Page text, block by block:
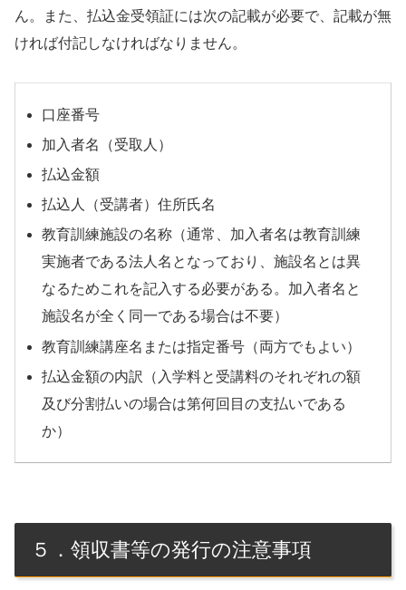
ん。また、払込金受領証には次の記載が必要で、記載が無
ければ付記しなければなりません。
口座番号
加入者名（受取人）
払込金額
払込人（受講者）住所氏名
教育訓練施設の名称（通常、加入者名は教育訓練
実施者である法人名となっており、施設名とは異
なるためこれを記入する必要がある。加入者名と
施設名が全く同一である場合は不要）
教育訓練講座名または指定番号（両方でもよい）
払込金額の内訳（入学料と受講料のそれぞれの額
及び分割払いの場合は第何回目の支払いである
か）
５．領収書等の発行の注意事項